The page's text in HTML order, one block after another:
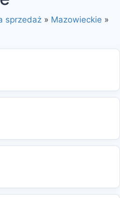
sprzedaż » Mazowieckie »